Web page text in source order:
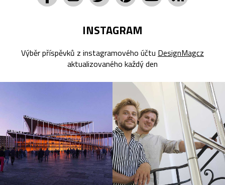
INSTAGRAM
Výběr příspěvků z instagramového účtu DesignMagcz
aktualizovaného každý den